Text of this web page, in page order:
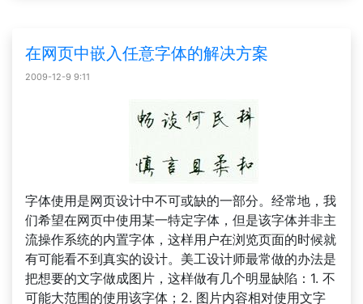
在网页中嵌入任意字体的解决方案
2009-12-9 9:11
字体使用是网页设计中不可或缺的一部分。经常地，我
们希望在网页中使用某一特定字体，但是该字体并非主
流操作系统的内置字体，这样用户在浏览页面的时候就
有可能看不到真实的设计。美工设计师最常做的办法是
把想要的文字做成图片，这样做有几个明显缺陷：1. 不
可能大范围的使用该字体；2. 图片内容相对使用文字